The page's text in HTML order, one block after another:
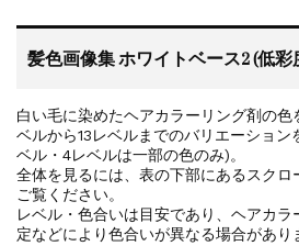
髪色画像集 ホワイトベース2 (低
白い毛に染めたヘアカラーリング剤の
ベルから13レベルまでのバリエーショ
ベル・4レベルは一部の色のみ)。
全体を見るには、表の下部にあるスクロ
ご覧ください。
レベル・色合いは目安であり、ヘアカ
定などにより色合いが異なる場合があり